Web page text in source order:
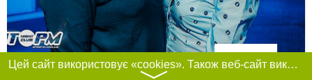
Фільтри
Цей сайт використовує «cookies». Також веб-сайт використовує інтернет-сервіс для збору технічних даних стосовно відвідувачів з метою отримання маркетингової та статистичної інформації. Умови обробки даних відвідувачів сайту див.
〉